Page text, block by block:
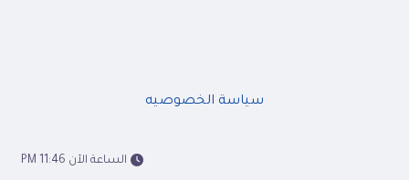
سياسة الخصوصيه
الساعة الآن 11:46 PM